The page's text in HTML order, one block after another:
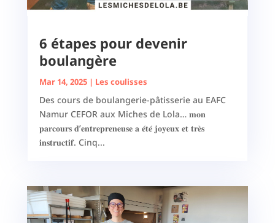
6 étapes pour devenir
boulangère
Mar 14, 2025| Les coulisses
Des cours de boulangerie-pâtisserie au EAFC
Namur CEFOR aux Miches de Lola… 𝐦𝐨𝐧
𝐩𝐚𝐫𝐜𝐨𝐮𝐫𝐬 𝐝’𝐞𝐧𝐭𝐫𝐞𝐩𝐫𝐞𝐧𝐞𝐮𝐬𝐞 𝐚 𝐞́𝐭𝐞́ 𝐣𝐨𝐲𝐞𝐮𝐱 𝐞𝐭 𝐭𝐫𝐞̀𝐬
𝐢𝐧𝐬𝐭𝐫𝐮𝐜𝐭𝐢𝐟. Cinq...